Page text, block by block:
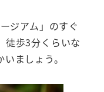
ジアム」のすぐ
徒歩3分くらいな
ましょう。